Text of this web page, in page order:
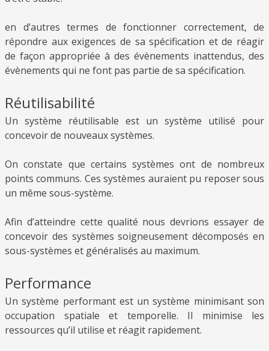
en d’autres termes de fonctionner correctement, de
répondre aux exigences de sa spécification et de réagir
de façon appropriée à des évènements inattendus, des
évènements qui ne font pas partie de sa spécification.
Réutilisabilité
Un système réutilisable est un système utilisé pour
concevoir de nouveaux systèmes.
On constate que certains systèmes ont de nombreux
points communs. Ces systèmes auraient pu reposer sous
un même sous-système.
Afin d’atteindre cette qualité nous devrions essayer de
concevoir des systèmes soigneusement décomposés en
sous-systèmes et généralisés au maximum.
Performance
Un système performant est un système minimisant son
occupation spatiale et temporelle. Il minimise les
ressources qu’il utilise et réagit rapidement.